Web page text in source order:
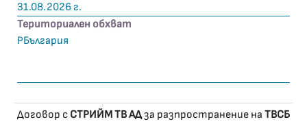
31.08.2026 г.
Териториален обхват
РБългария
Договор с СТРИЙМ ТВ АДза разпространение на ТВСБ